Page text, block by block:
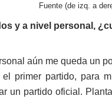
Fuente (de izq. a
y a nivel personal,
aún me queda un
primer partido, para
un partido oficial.